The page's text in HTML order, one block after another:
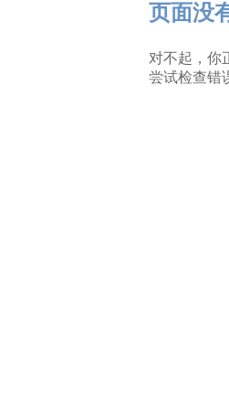
页面没
对不起，你
尝试检查